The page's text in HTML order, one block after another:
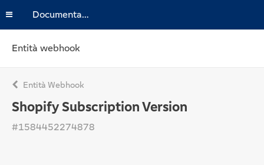
Documentazione
Entità webhook
Entità Webhook
Shopify Subscription Version
#1584452274878